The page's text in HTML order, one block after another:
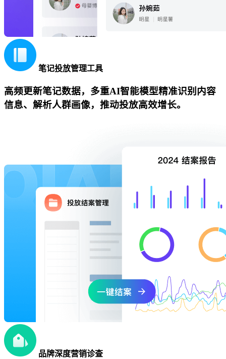
笔记投放管理工具
高频更新笔记数据，多重AI智能模型精准识别内容
信息、解析人群画像，推动投放高效增长。
品牌深度营销诊查